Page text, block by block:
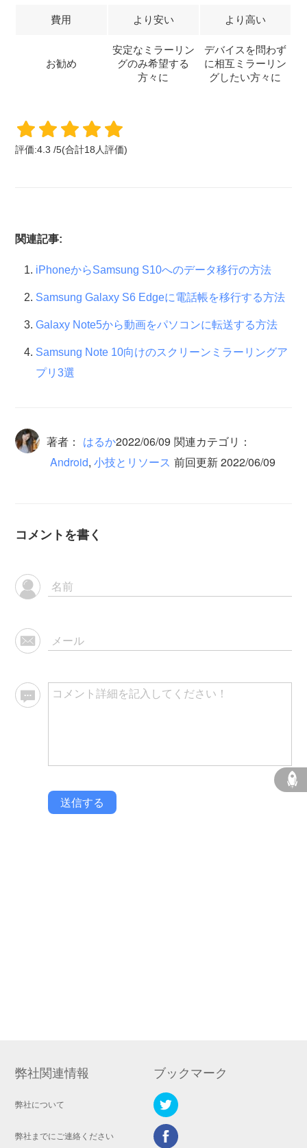
費用 より安い より高い
お勧め
安定なミラーリン
グのみ希望する
方々に
デバイスを問わず
に相互ミラーリン
グしたい方々に
評価:4.3 /5(合計18人評価)
関連記事:
iPhoneからSamsung S10へのデータ移行の方法
Samsung Galaxy S6 Edgeに電話帳を移行する方法
Galaxy Note5から動画をパソコンに転送する方法
Samsung Note 10向けのスクリーンミラーリングア
プリ3選
著者： はるか2022/06/09 関連カテゴリ：
Android,小技とリソース 前回更新 2022/06/09
コメントを書く
送信する
弊社関連情報
弊社について
弊社までにご連絡ください
ブックマーク